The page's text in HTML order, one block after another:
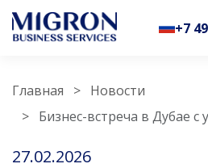
+7
Главная
Новости
Бизнес-встреча в Дубае с
27.02.2026